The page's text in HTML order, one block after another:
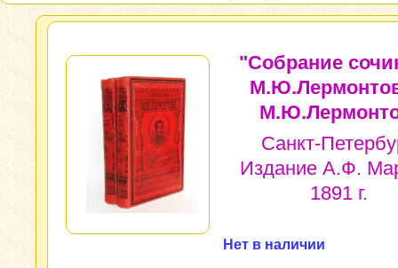
"Собрание
Санкт-
Издание А.Ф.
1891 г.
Нет в наличии